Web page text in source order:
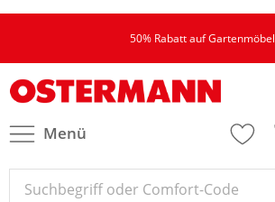
50% Rabatt auf Gartenmöbel
Menü